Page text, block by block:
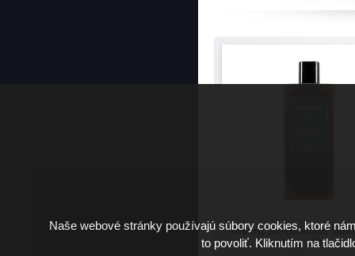
Noberu Sandalwood
vlasy 250 ml
Naše webové stránky používajú súbory cookies, ktoré
to povoliť. Kliknutím na